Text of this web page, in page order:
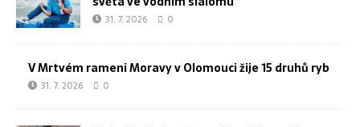
31. 7. 2026 0
V Mrtvém rameni Moravy v Olomouci žije 15 druhů ryb
31. 7. 2026 0